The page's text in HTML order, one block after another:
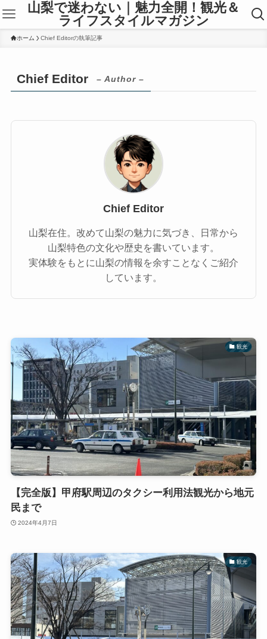
山梨で迷わない｜魅力全開！観光＆
ライフスタイルマガジン
ホーム Chief Editorの執筆記事
Chief Editor – Author –
Chief Editor
山梨在住。改めて山梨の魅力に気づき、日常から
山梨特色の文化や歴史を書いています。
実体験をもとに山梨の情報を余すことなくご紹介
しています。
観光
【完全版】甲府駅周辺のタクシー利用法観光から地元
民まで
2024年4月7日
観光